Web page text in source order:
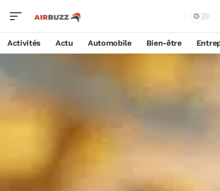
Activités Actu Automobile Bien-être